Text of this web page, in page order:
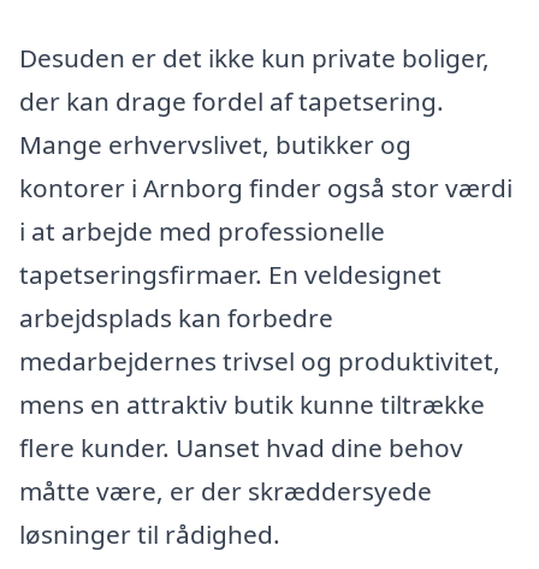
Desuden er det ikke kun private boliger,
der kan drage fordel af tapetsering.
Mange erhvervslivet, butikker og
kontorer i Arnborg finder også stor værdi
i at arbejde med professionelle
tapetseringsfirmaer. En veldesignet
arbejdsplads kan forbedre
medarbejdernes trivsel og produktivitet,
mens en attraktiv butik kunne tiltrække
flere kunder. Uanset hvad dine behov
måtte være, er der skræddersyede
løsninger til rådighed.